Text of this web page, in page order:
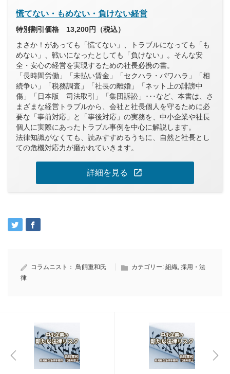
慌てない・もめない・負けない経営
特別割引価格 13,200円（税込）
まさか！があっても「慌てない」、トラブルになっても「も
めない」、戦いになったとしても「負けない」。そんな安
全・安心の経営を実現するための社長必携の書。
「長時間労働」「未払い賃金」「セクハラ・パワハラ」「相
続争い」「税務調査」「社長の離婚」「ネット上の誹謗中
傷」「日本版 司法取引」「集団訴訟」･･･など、本書は、さ
まざまな経営トラブルから、会社と社長個人を守るために必
要な「事前対応」と「事後対応」の実務を、中小企業や社長
個人に実際にあったトラブル事例を中心に解説します。
法律知識がなくても、読みすすめるうちに、自然と社長とし
ての危機対応力が磨かれていきます。
詳細を見る open_in_new
コラムニスト： 鳥飼重和氏 カテゴリー: 組織, 採用・法
律